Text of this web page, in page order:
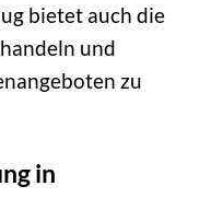
bietet auch die
und
zu
in